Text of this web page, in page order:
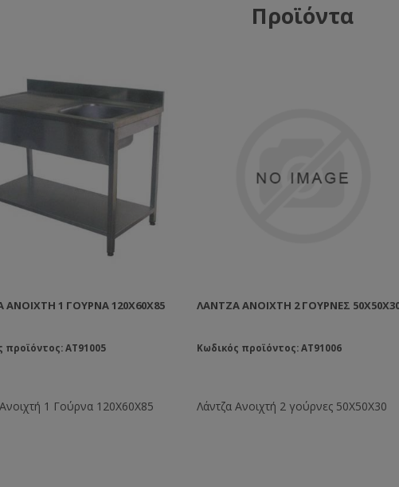
Προϊόντα
ΑΝΟΙΧΤΉ 1 ΓΟΎΡΝΑ 120Χ60Χ85
προϊόντος: AT91005
1 Γούρνα 120Χ60Χ85
ΛΆΝΤΖΑ ΑΝΟΙΧΤΉ 2 ΓΟΎΡΝΕΣ
Κωδικός προϊόντος: AT91006
Λάντζα Ανοιχτή 2 γούρνες 50Χ50Χ30